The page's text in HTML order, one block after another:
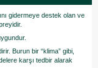
gidermeye destek olan ve
spreyidir.
Burun bir “klima” gibi,
karşı tedbir alarak